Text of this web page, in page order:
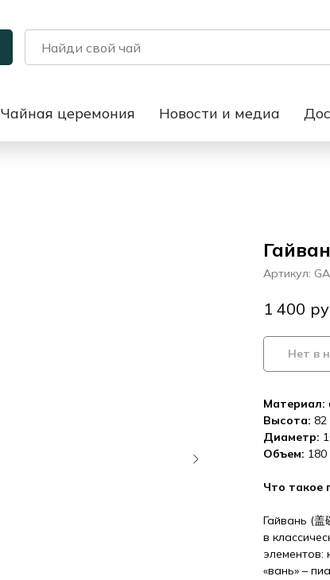
Чайная церемония Новости и медиа
Артикул:
1 400
Нет в
Материал:
Высота: 82
Диаметр:
Объем: 180
Что такое
Гайвань (盖
в
элементов:
«вань» –